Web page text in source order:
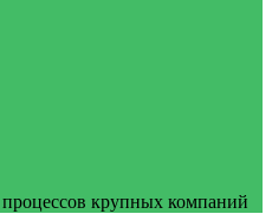
крупных компаний